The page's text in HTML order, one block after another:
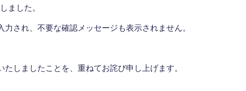
ました。
され、不要な確認メッセージも表示されません。
しましたことを、重ねてお詫び申し上げます。